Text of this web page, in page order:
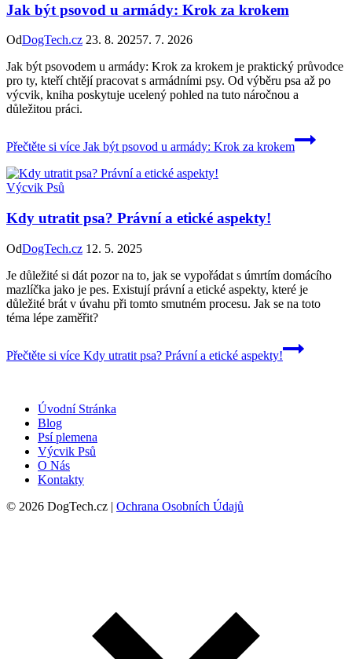
Jak být psovod u armády: Krok za krokem
OdDogTech.cz 23. 8. 20257. 7. 2026
Jak být psovodem u armády: Krok za krokem je praktický průvodce
pro ty, kteří chtějí pracovat s armádními psy. Od výběru psa až po
výcvik, kniha poskytuje ucelený pohled na tuto náročnou a
důležitou práci.
Přečtěte si více Jak být psovod u armády: Krok za krokem
Výcvik Psů
Kdy utratit psa? Právní a etické aspekty!
OdDogTech.cz 12. 5. 2025
Je důležité si dát pozor na to, jak se vypořádat s úmrtím domácího
mazlíčka jako je pes. Existují právní a etické aspekty, které je
důležité brát v úvahu při tomto smutném procesu. Jak se na toto
téma lépe zaměřit?
Přečtěte si více Kdy utratit psa? Právní a etické aspekty!
Úvodní Stránka
Blog
Psí plemena
Výcvik Psů
O Nás
Kontakty
© 2026 DogTech.cz | Ochrana Osobních Údajů